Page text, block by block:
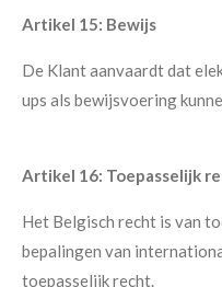
Artikel 15: Bewijs
De Klant aanvaardt dat
ups als bewijsvoering
Artikel 16: Toepasselijk
Het Belgisch recht is van
bepalingen van
toepasselijk recht.